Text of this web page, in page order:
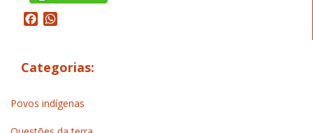
Facebook
Categorias:
Povos indígenas